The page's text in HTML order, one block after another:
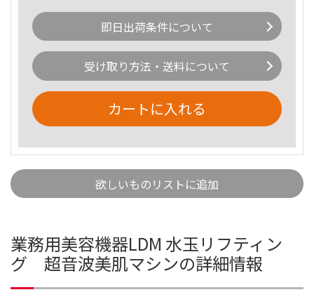
即日出荷条件について
受け取り方法・送料について
カートに入れる
欲しいものリストに追加
業務用美容機器LDM 水玉リフティン
グ 超音波美肌マシンの詳細情報